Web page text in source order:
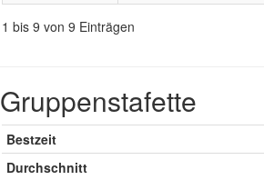
1 bis 9 von 9 Einträgen
Gruppenstafette
Bestzeit
Durchschnitt